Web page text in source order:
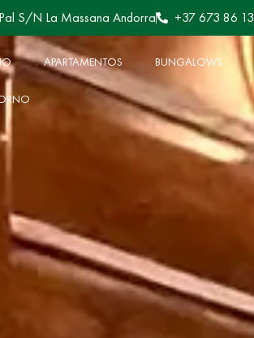
S/N La Massana Andorra +37 673 86 13
APARTAMENTOS BUNGALOWS
APARTAMENTOS BUNGALOWS